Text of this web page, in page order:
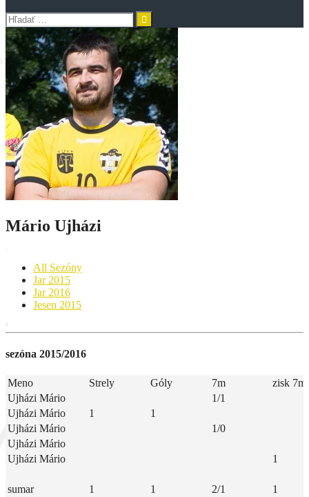
Hľadať:
Mário Ujházi
All Sezóny
Jar 2015
Jar 2016
Jesen 2015
sezóna 2015/2016
Meno Strely Góly 7m
zisk 7m
Ujházi Mário
1/1
Ujházi Mário
1
1
Ujházi Mário
1/0
Ujházi Mário
Ujházi Mário
1
sumar 1 1 2/1
1